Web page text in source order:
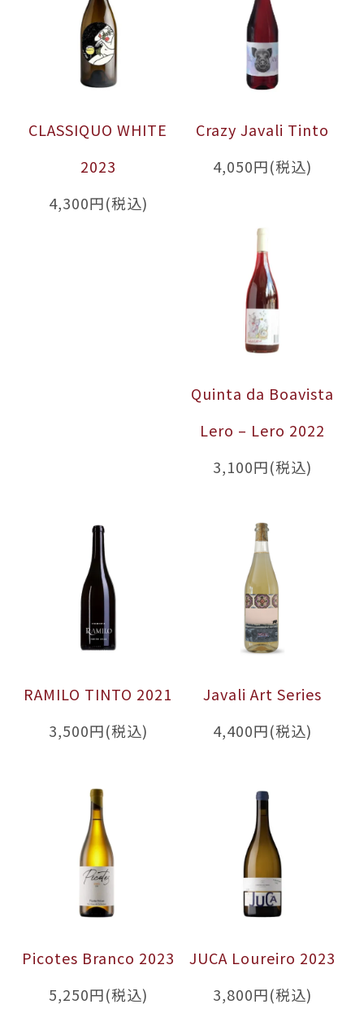
CLASSIQUO WHITE
2023
4,300円(税込)
Crazy Javali Tinto
4,050円(税込)
Quinta da Boavista
Lero – Lero 2022
3,100円(税込)
RAMILO TINTO 2021
3,500円(税込)
Javali Art Series
4,400円(税込)
Picotes Branco 2023
5,250円(税込)
JUCA Loureiro 2023
3,800円(税込)